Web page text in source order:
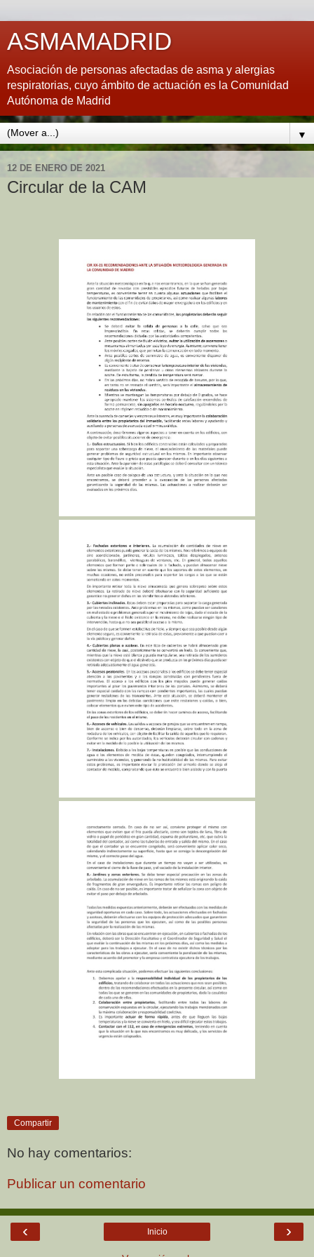
ASMAMADRID
Asociación de personas afectadas de asma y alergias
respiratorias, cuyo ámbito de actuación es la Comunidad
Autónoma de Madrid
▼
12 DE ENERO DE 2021
Circular de la CAM
Compartir
No hay comentarios:
Publicar un comentario
‹ ›
Inicio